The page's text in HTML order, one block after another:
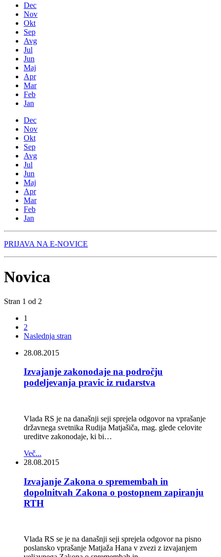
Dec
Nov
Okt
Sep
Avg
Jul
Jun
Maj
Apr
Mar
Feb
Jan
Dec
Nov
Okt
Sep
Avg
Jul
Jun
Maj
Apr
Mar
Feb
Jan
PRIJAVA NA E-NOVICE
Novica
Stran 1 od 2
1
2
Naslednja stran
28.08.2015
Izvajanje zakonodaje na področju
podeljevanja pravic iz rudarstva
Vlada RS je na današnji seji sprejela odgovor na vprašanje
državnega svetnika Rudija Matjašiča, mag. glede celovite
ureditve zakonodaje, ki bi…
Več...
28.08.2015
Izvajanje Zakona o spremembah in
dopolnitvah Zakona o postopnem zapiranju
RTH
Vlada RS se je na današnji seji sprejela odgovor na pisno
poslansko vprašanje Matjaža Hana v zvezi z izvajanjem